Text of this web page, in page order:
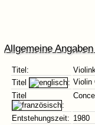
Allgemeine
Titel:
Titel
: Violin
Titel
:
Entstehungszeit: 1980